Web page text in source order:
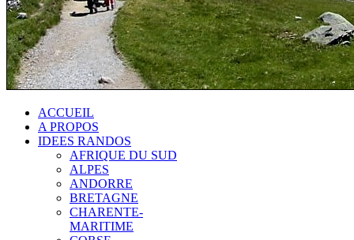
ACCUEIL
A PROPOS
IDEES RANDOS
AFRIQUE DU SUD
ALPES
ANDORRE
BRETAGNE
CHARENTE-
MARITIME